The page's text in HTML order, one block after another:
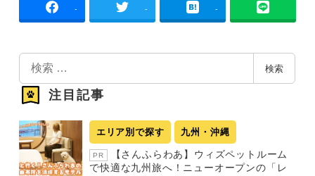
- - -
索
検索
注目記事
エリア別で探す 九州・沖縄
PR
【さんふらわあ】ウィズペットルーム
で快適な九州旅へ！ニューオープンの「レ